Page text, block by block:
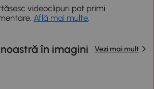
videoclipuri pot primi
Află mai multe
noastră în imagini Vezi mai mult